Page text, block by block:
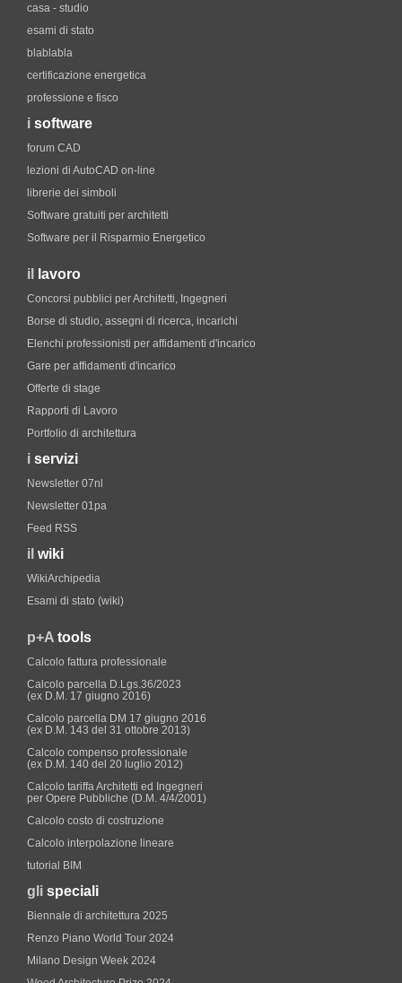
casa - studio
esami di stato
blablabla
certificazione energetica
professione e fisco
i software
forum CAD
lezioni di AutoCAD on-line
librerie dei simboli
Software gratuiti per architetti
Software per il Risparmio Energetico
il lavoro
Concorsi pubblici per Architetti, Ingegneri
Borse di studio, assegni di ricerca, incarichi
Elenchi professionisti per affidamenti d'incarico
Gare per affidamenti d'incarico
Offerte di stage
Rapporti di Lavoro
Portfolio di architettura
i servizi
Newsletter 07nl
Newsletter 01pa
Feed RSS
il wiki
WikiArchipedia
Esami di stato (wiki)
p+A tools
Calcolo fattura professionale
Calcolo parcella D.Lgs.36/2023
(ex D.M. 17 giugno 2016)
Calcolo parcella DM 17 giugno 2016
(ex D.M. 143 del 31 ottobre 2013)
Calcolo compenso professionale
(ex D.M. 140 del 20 luglio 2012)
Calcolo tariffa Architetti ed Ingegneri
per Opere Pubbliche (D.M. 4/4/2001)
Calcolo costo di costruzione
Calcolo interpolazione lineare
tutorial BIM
gli speciali
Biennale di architettura 2025
Renzo Piano World Tour 2024
Milano Design Week 2024